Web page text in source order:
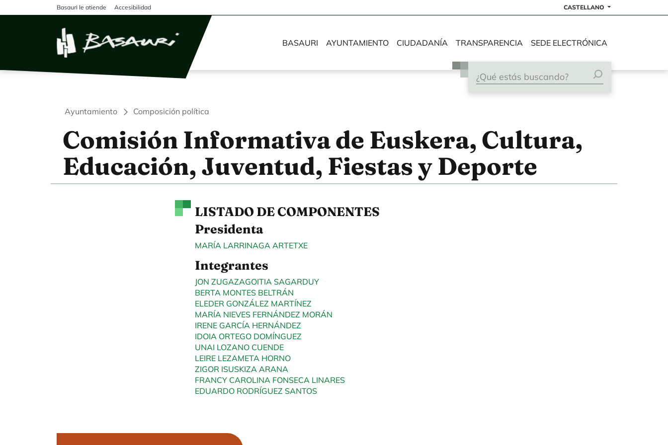
Pasar al contenido principal
Basauri le atiende Accesibilidad CASTELLANO
BASAURI AYUNTAMIENTO CIUDADANÍA TRANSPARENCIA SEDE ELECTRÓNICA
Ayuntamiento Composición política
Comisión Informativa de Euskera, Cultura,
Educación, Juventud, Fiestas y Deporte
LISTADO DE COMPONENTES
Presidenta
MARÍA LARRINAGA ARTETXE
Integrantes
JON ZUGAZAGOITIA SAGARDUY
BERTA MONTES BELTRÁN
ELEDER GONZÁLEZ MARTÍNEZ
MARÍA NIEVES FERNÁNDEZ MORÁN
IRENE GARCÍA HERNÁNDEZ
IDOIA ORTEGO DOMÍNGUEZ
UNAI LOZANO CUENDE
LEIRE LEZAMETA HORNO
ZIGOR ISUSKIZA ARANA
FRANCY CAROLINA FONSECA LINARES
EDUARDO RODRÍGUEZ SANTOS